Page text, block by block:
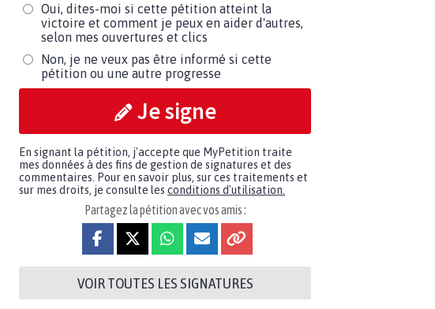
Oui, dites-moi si cette pétition atteint la
victoire et comment je peux en aider d'autres,
selon mes ouvertures et clics
Non, je ne veux pas être informé si cette
pétition ou une autre progresse
Je signe
En signant la pétition, j'accepte que MyPetition traite
mes données à des fins de gestion de signatures et des
commentaires. Pour en savoir plus, sur ces traitements et
sur mes droits, je consulte les conditions d'utilisation.
Partagez la pétition avec vos amis :
VOIR TOUTES LES SIGNATURES